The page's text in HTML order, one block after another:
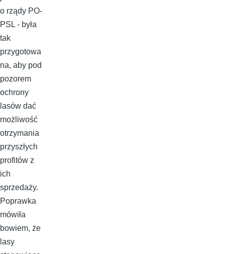
o rządy PO-
PSL - była
tak
przygotowa
na, aby pod
pozorem
ochrony
lasów dać
możliwość
otrzymania
przyszłych
profitów z
ich
sprzedaży.
Poprawka
mówiła
bowiem, że
lasy